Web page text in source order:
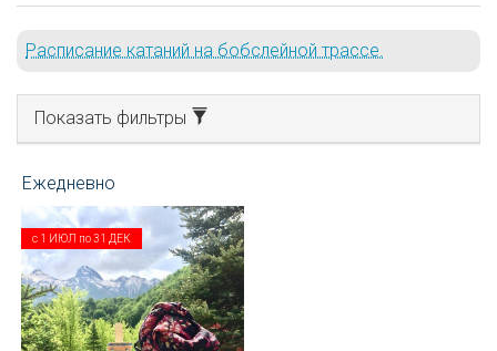
Расписание катаний на бобслейной трассе.
Показать фильтры
с 1 ИЮЛ по31 ДЕК